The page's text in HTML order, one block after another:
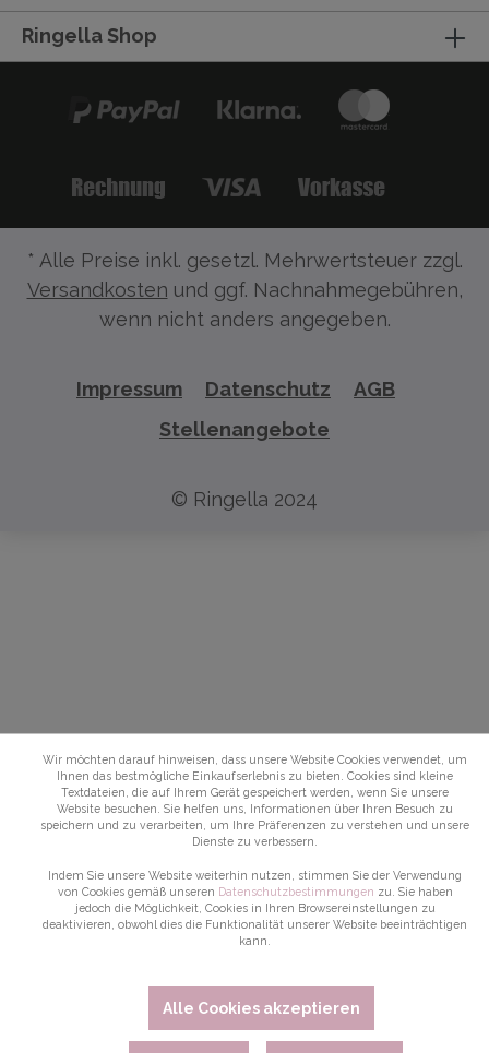
Ringella Shop
* Alle Preise inkl. gesetzl. Mehrwertsteuer zzgl.
Versandkosten und ggf. Nachnahmegebühren,
wenn nicht anders angegeben.
Impressum Datenschutz
AGB
Stellenangebote
© Ringella 2024
Wir möchten darauf hinweisen, dass unsere Website Cookies verwendet, um
Ihnen das bestmögliche Einkaufserlebnis zu bieten. Cookies sind kleine
Textdateien, die auf Ihrem Gerät gespeichert werden, wenn Sie unsere
Website besuchen. Sie helfen uns, Informationen über Ihren Besuch zu
speichern und zu verarbeiten, um Ihre Präferenzen zu verstehen und unsere
Dienste zu verbessern.
Indem Sie unsere Website weiterhin nutzen, stimmen Sie der Verwendung
von Cookies gemäß unseren Datenschutzbestimmungen zu. Sie haben
jedoch die Möglichkeit, Cookies in Ihren Browsereinstellungen zu
deaktivieren, obwohl dies die Funktionalität unserer Website beeinträchtigen
kann.
Alle Cookies akzeptieren